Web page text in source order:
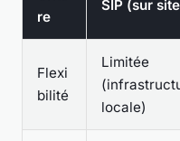
re
SIP (sur
Flexi
bilité
Limitée
locale)